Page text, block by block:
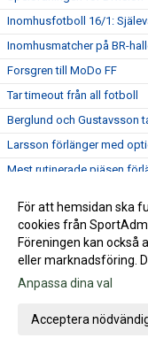
Inomhusfotboll 16/1:
Inomhusmatcher på BR-
Forsgren till MoDo FF
Tar timeout från all fotboll
Berglund och Gustavsson
Larsson förlänger med
Mest rutinerade pjäsen
Förslag till
Stark kvartett förlänger
Pristagare 2015, Själevads
Årets avslutning och
Nedvarvningsveckor och
För att hemsidan ska
cookies från
Föreningen kan också
eller marknadsföring.
Anpassa dina val
Acceptera